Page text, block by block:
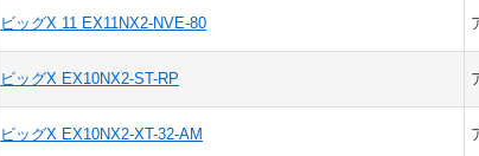
ビッグX 11 EX11NX2-NVE-80
ビッグX EX10NX2-ST-RP
ビッグX EX10NX2-XT-32-AM